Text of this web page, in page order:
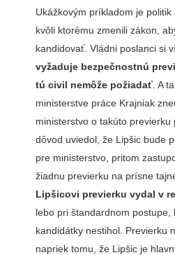
Ukážkovým príkladom je politik
kvôli ktorému zmenili zákon,
kandidovať. Vládni poslanci si
vyžaduje bezpečnostnú
tú civil nemôže požiadať. A
ministerstve práce Krajniak
ministerstvo o takúto previerku
dôvod uviedol, že Lipšic bude
pre ministerstvo, pritom
žiadnu previerku na prísne
Lipšicovi previerku vydal v
lebo pri štandardnom postupe,
kandidátky nestihol. Previerku
napriek tomu, že Lipšic je